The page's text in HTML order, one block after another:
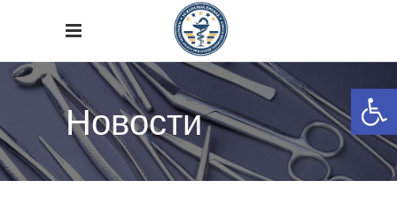
Новости